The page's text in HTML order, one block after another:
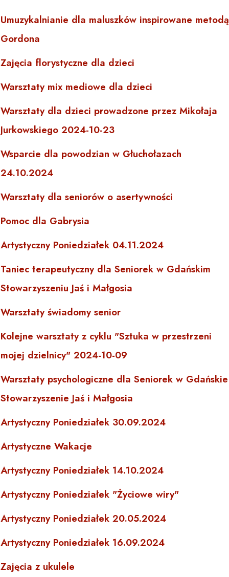
Umuzykalnianie dla maluszków inspirowane metodą
Gordona
Zajęcia florystyczne dla dzieci
Warsztaty mix mediowe dla dzieci
Warsztaty dla dzieci prowadzone przez Mikołaja
Jurkowskiego 2024-10-23
Wsparcie dla powodzian w Głuchołazach
24.10.2024
Warsztaty dla seniorów o asertywności
Pomoc dla Gabrysia
Artystyczny Poniedziałek 04.11.2024
Taniec terapeutyczny dla Seniorek w Gdańskim
Stowarzyszeniu Jaś i Małgosia
Warsztaty świadomy senior
Kolejne warsztaty z cyklu "Sztuka w przestrzeni
mojej dzielnicy" 2024-10-09
Warsztaty psychologiczne dla Seniorek w Gdańskie
Stowarzyszenie Jaś i Małgosia
Artystyczny Poniedziałek 30.09.2024
Artystyczne Wakacje
Artystyczny Poniedziałek 14.10.2024
Artystyczny Poniedziałek "Życiowe wiry"
Artystyczny Poniedziałek 20.05.2024
Artystyczny Poniedziałek 16.09.2024
Zajęcia z ukulele